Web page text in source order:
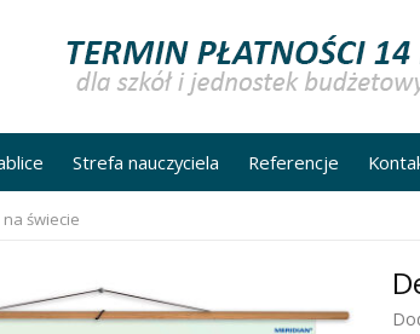
Strefa nauczyciela Referencje
świecie